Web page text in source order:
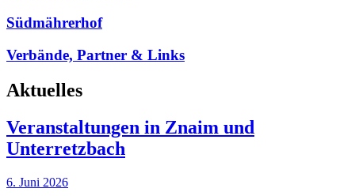
Südmährerhof
Verbände, Partner & Links
Aktuelles
Veranstaltungen in Znaim und
Unterretzbach
6. Juni 2026